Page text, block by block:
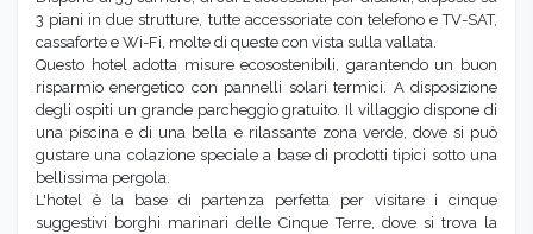
3 piani in due strutture, tutte accessoriate con telefono e TV-SAT,
cassaforte e Wi-Fi, molte di queste con vista sulla vallata
Questo hotel adotta misure ecosostenibili, garantendo un buon
risparmio energetico con pannelli solari termici. A disposizione
degli ospiti un grande parcheggio gratuito. Il villaggio dispone di
una piscina e di una bella e rilassante zona verde, dove si può
gustare una colazione speciale a base di prodotti tipici sotto una
bellissima pergola.
L'hotel è la base di partenza perfetta per visitare i cinque
suggestivi borghi marinari delle Cinque Terre, dove si trova la